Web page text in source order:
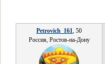
Petrovich_161, 50
Россия, Ростов-на-Дону